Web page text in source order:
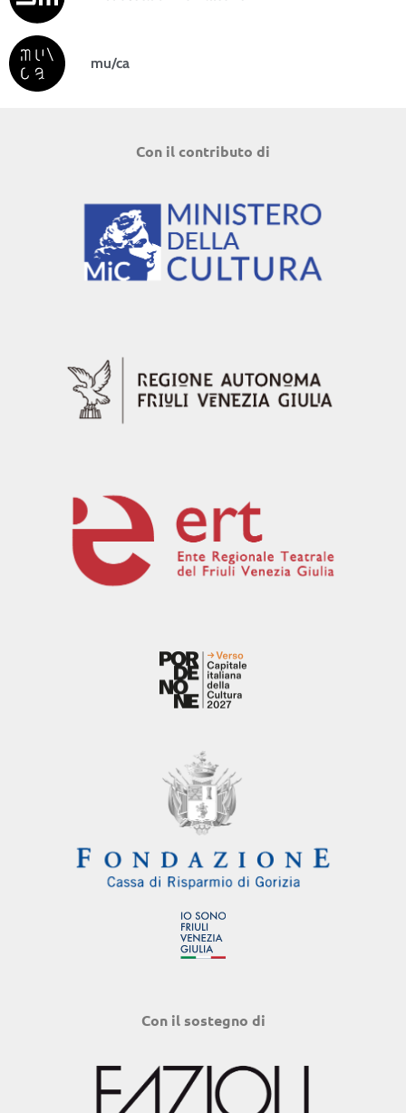
mu/ca
Con il contributo di
Con il sostegno di